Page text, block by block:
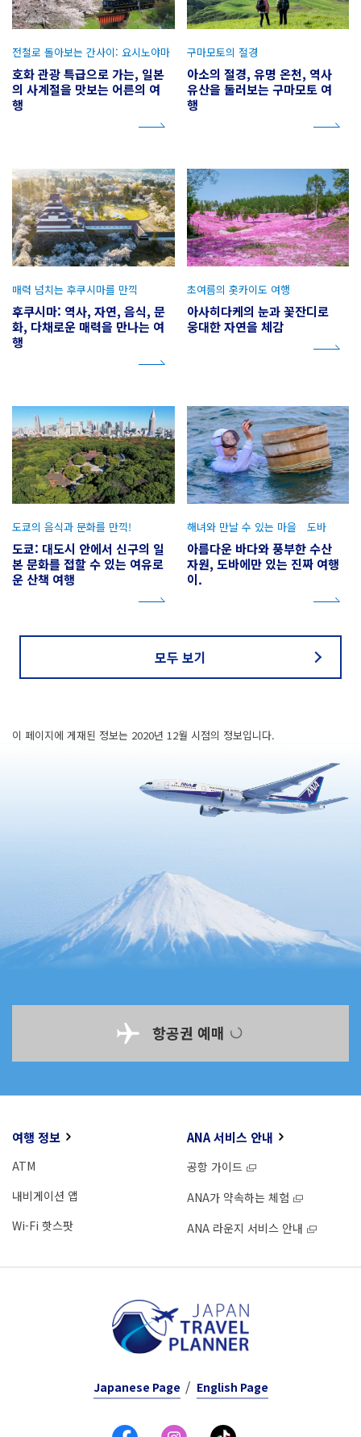
호화 관광 특급으로 가는, 일본
의 사계절을 맛보는 어른의 여
행
전철로 돌아보는 간사이: 요시노야마
아소의 절경, 유명 온천, 역사
유산을 둘러보는 구마모토 여
행
구마모토의 절경
후쿠시마: 역사, 자연, 음식, 문
화, 다채로운 매력을 만나는 여
행
매력 넘치는 후쿠시마를 만끽
아사히다케의 눈과 꽃잔디로
웅대한 자연을 체감
초여름의 홋카이도 여행
도쿄: 대도시 안에서 신구의 일
본 문화를 접할 수 있는 여유로
운 산책 여행
도쿄의 음식과 문화를 만끽!
아름다운 바다와 풍부한 수산
자원, 도바에만 있는 진짜 여행
이.
해녀와 만날 수 있는 마을 도바
모두 보기
이 페이지에 게재된 정보는 2020년 12월 시점의 정보입니다.
항공권 예매
여행 정보
ATM
내비게이션 앱
Wi-Fi 핫스팟
ANA 서비스 안내
공항 가이드
ANA가 약속하는 체험
ANA 라운지 서비스 안내
Japanese Page English Page